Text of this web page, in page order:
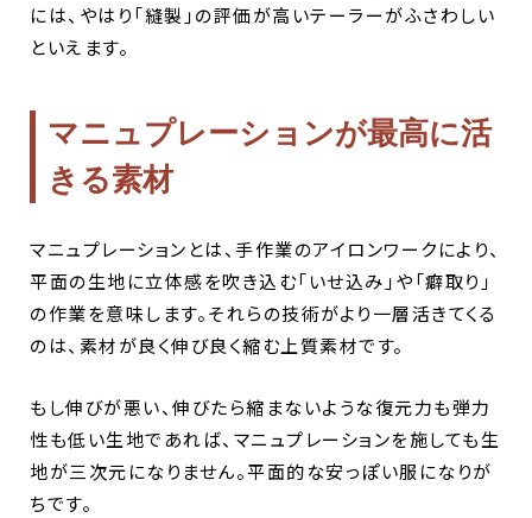
には、やはり「縫製」の評価が高いテーラーがふさわしい
といえます。
マニュプレーションが最高に活
きる素材
マニュプレーションとは、手作業のアイロンワークにより、
平面の生地に立体感を吹き込む「いせ込み」や「癖取り」
の作業を意味します。それらの技術がより一層活きてくる
のは、素材が良く伸び良く縮む上質素材です。
もし伸びが悪い、伸びたら縮まないような復元力も弾力
性も低い生地であれば、マニュプレーションを施しても生
地が三次元になりません。平面的な安っぽい服になりが
ちです。